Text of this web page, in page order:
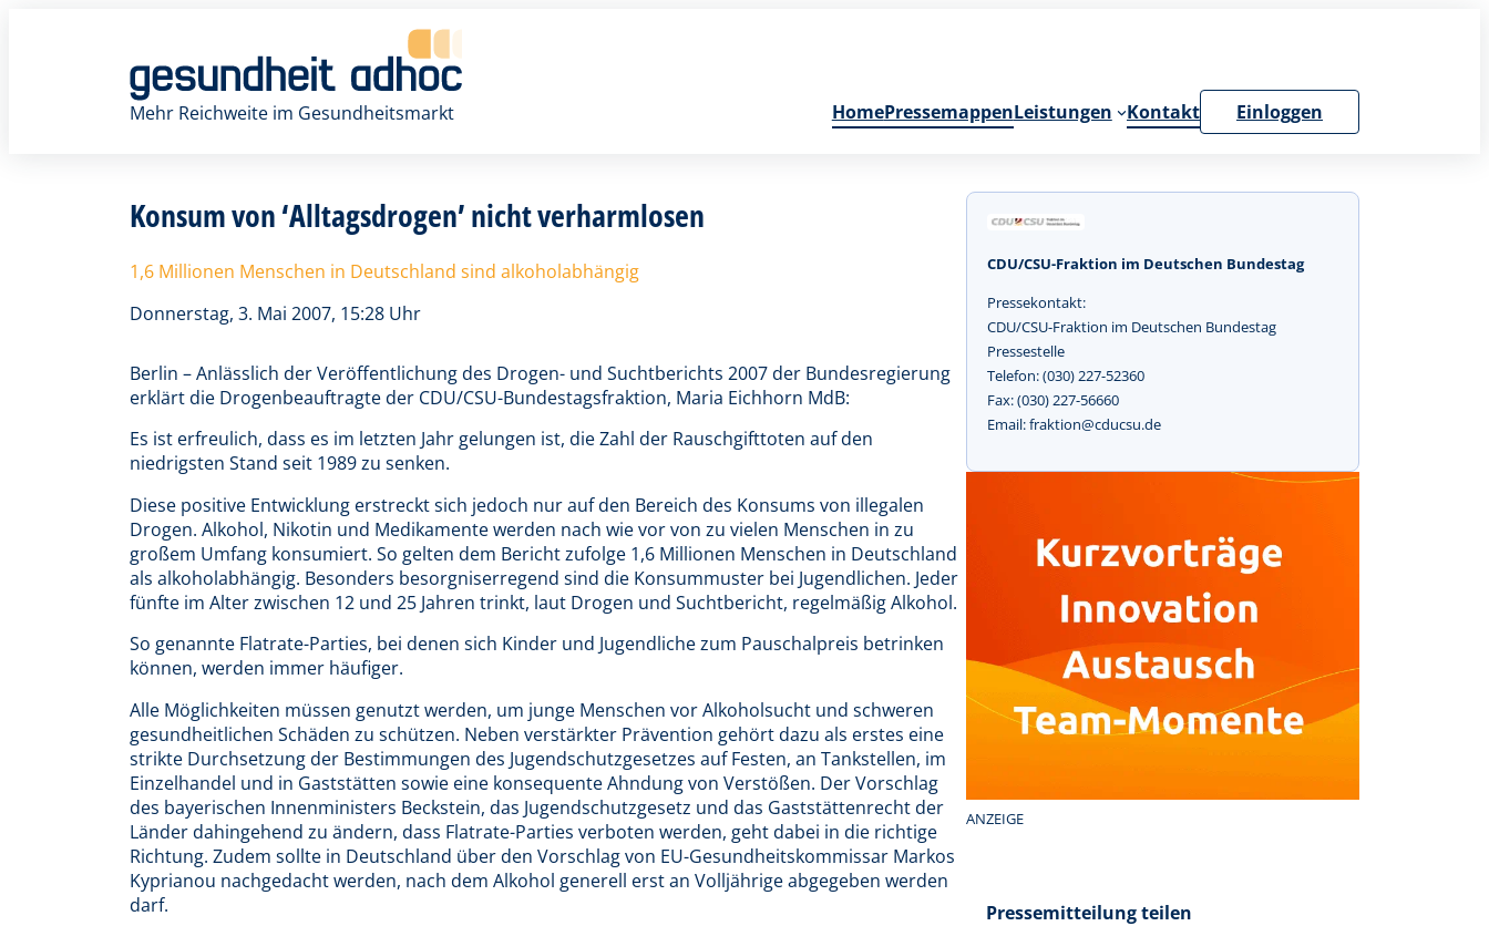
Mehr Reichweite im Gesundheitsmarkt
HomePressemappenLeistungen Kontakt Einloggen
Konsum von ‘Alltagsdrogen’ nicht verharmlosen
1,6 Millionen Menschen in Deutschland sind alkoholabhängig
Donnerstag, 3. Mai 2007, 15:28 Uhr
Berlin – Anlässlich der Veröffentlichung des Drogen- und Suchtberichts 2007 der Bundesregierung
erklärt die Drogenbeauftragte der CDU/CSU-Bundestagsfraktion, Maria Eichhorn MdB:
Es ist erfreulich, dass es im letzten Jahr gelungen ist, die Zahl der Rauschgifttoten auf den
niedrigsten Stand seit 1989 zu senken.
Diese positive Entwicklung erstreckt sich jedoch nur auf den Bereich des Konsums von illegalen
Drogen. Alkohol, Nikotin und Medikamente werden nach wie vor von zu vielen Menschen in zu
großem Umfang konsumiert. So gelten dem Bericht zufolge 1,6 Millionen Menschen in Deutschland
als alkoholabhängig. Besonders besorgniserregend sind die Konsummuster bei Jugendlichen. Jeder
fünfte im Alter zwischen 12 und 25 Jahren trinkt, laut Drogen und Suchtbericht, regelmäßig Alkohol.
So genannte Flatrate-Parties, bei denen sich Kinder und Jugendliche zum Pauschalpreis betrinken
können, werden immer häufiger.
Alle Möglichkeiten müssen genutzt werden, um junge Menschen vor Alkoholsucht und schweren
gesundheitlichen Schäden zu schützen. Neben verstärkter Prävention gehört dazu als erstes eine
strikte Durchsetzung der Bestimmungen des Jugendschutzgesetzes auf Festen, an Tankstellen, im
Einzelhandel und in Gaststätten sowie eine konsequente Ahndung von Verstößen. Der Vorschlag
des bayerischen Innenministers Beckstein, das Jugendschutzgesetz und das Gaststättenrecht der
Länder dahingehend zu ändern, dass Flatrate-Parties verboten werden, geht dabei in die richtige
Richtung. Zudem sollte in Deutschland über den Vorschlag von EU-Gesundheitskommissar Markos
Kyprianou nachgedacht werden, nach dem Alkohol generell erst an Volljährige abgegeben werden
darf.
CDU/CSU-Fraktion im Deutschen Bundestag
Pressekontakt:
CDU/CSU-Fraktion im Deutschen Bundestag
Pressestelle
Telefon: (030) 227-52360
Fax: (030) 227-56660
Email: fraktion@cducsu.de
ANZEIGE
Pressemitteilung teilen